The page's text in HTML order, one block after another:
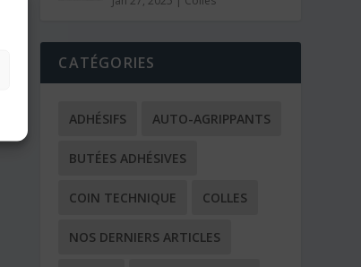
CATÉGORIES
ADHÉSIFS AUTO-AGRIPPANTS
BUTÉES ADHÉSIVES
COIN TECHNIQUE COLLES
NOS DERNIERS ARTICLES